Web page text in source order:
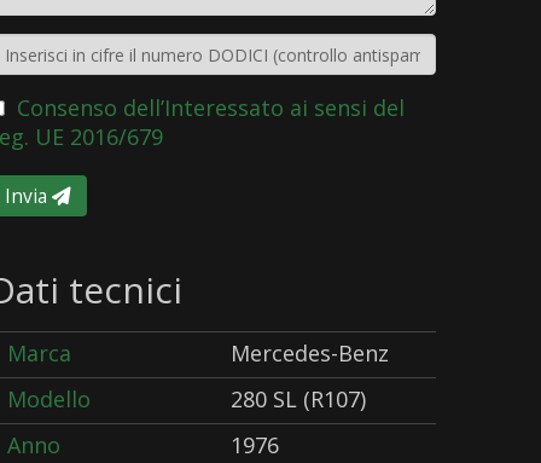
Consenso dell’Interessato ai sensi del
UE 2016/679
Invia
tecnici
Marca
Mercedes-Benz
Modello
280 SL (R107)
Anno
1976